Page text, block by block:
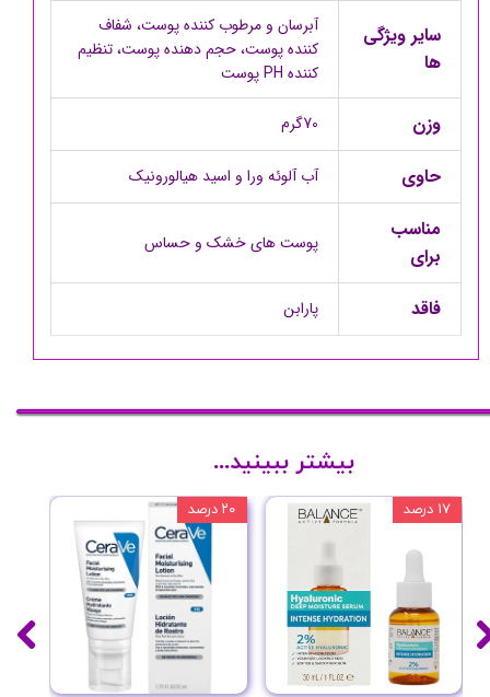
سایر ویژگی
ها
آبرسان و مرطوب کننده پوست، شفاف
کننده پوست، حجم دهنده پوست، تنظیم
کننده PH پوست
وزن 70گرم
حاوی آب آلوئه ورا و اسید هیالورونیک
مناسب
برای
پوست های خشک و حساس
فاقد پارابن
۲۰ درصد ۱۷ درصد
بیشتر ببینید...